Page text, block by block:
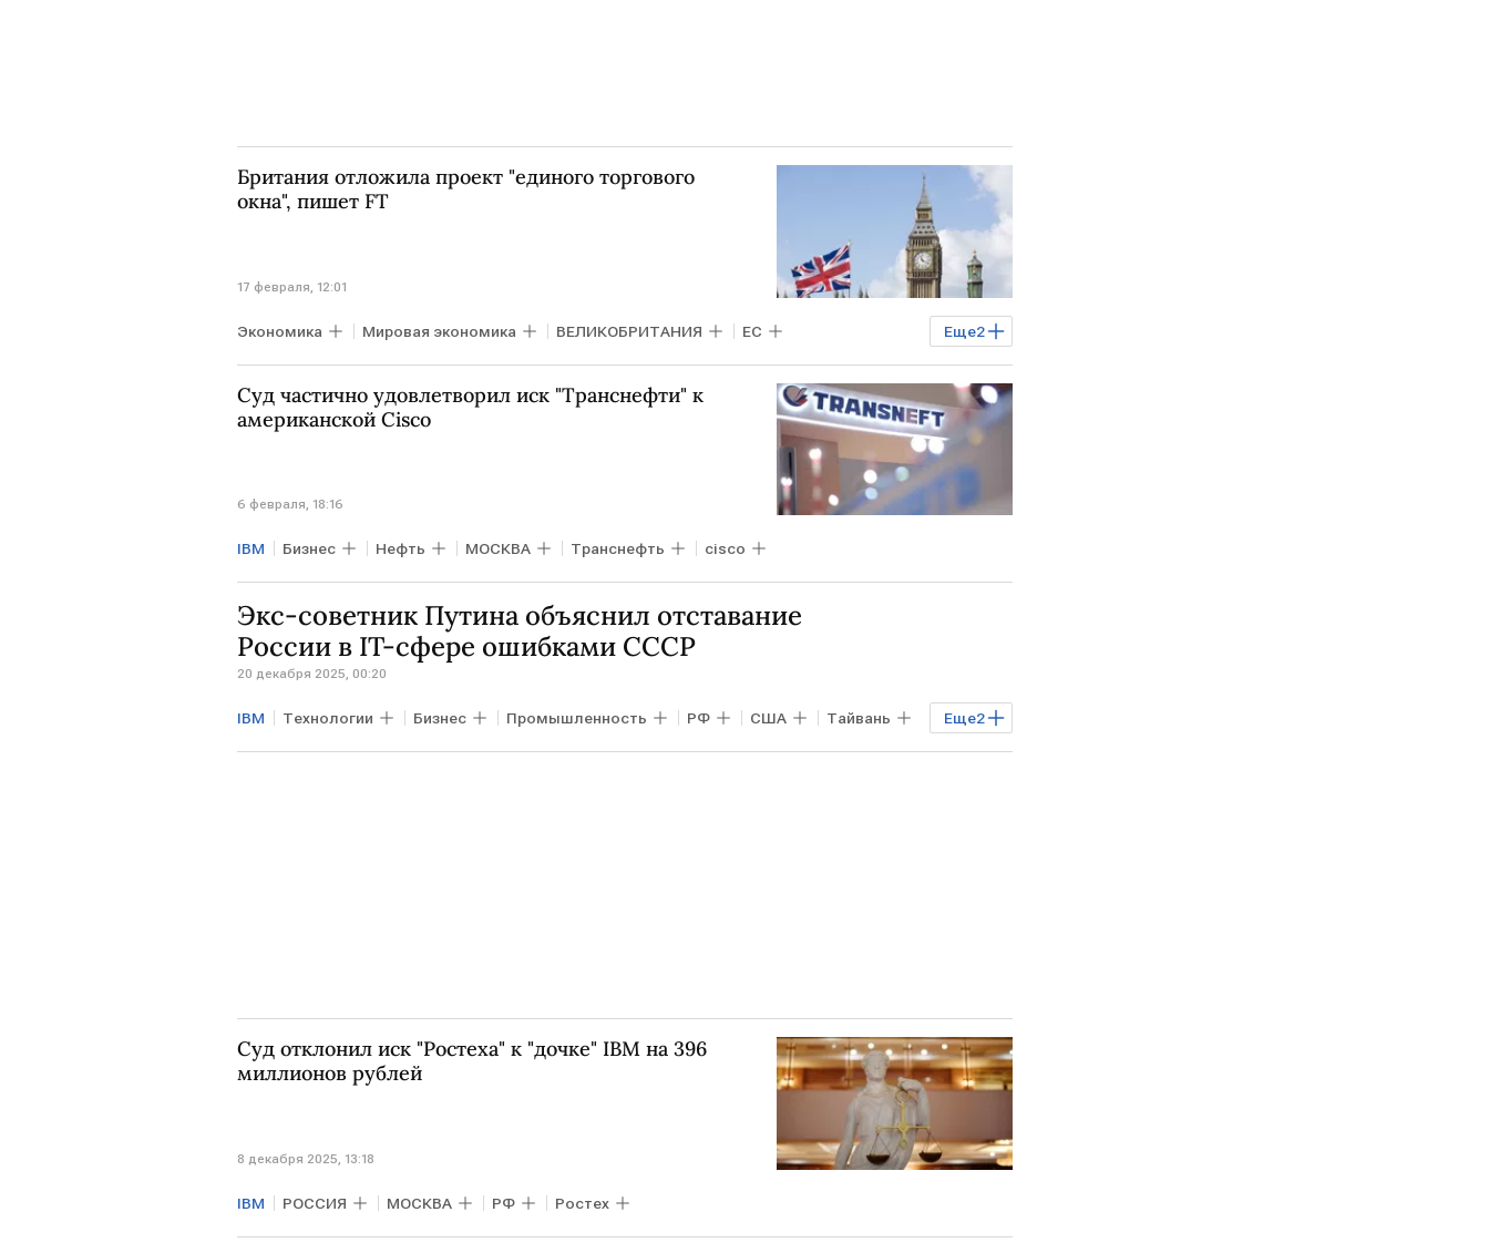
Британия отложила проект "единого торгового
окна", пишет FT
17 февраля, 12:01
Еще2
Экономика Мировая экономика ВЕЛИКОБРИТАНИЯ ЕС
Financial Times Deloitte
Суд частично удовлетворил иск "Транснефти" к
американской Cisco
6 февраля, 18:16
IBM Бизнес Нефть МОСКВА Транснефть cisco
Экс-советник Путина объяснил отставание
России в IT-сфере ошибками СССР
20 декабря 2025, 00:20
Еще2
IBM Технологии Бизнес Промышленность РФ США Тайвань
Владимир Путин ЕС
Суд отклонил иск "Ростеха" к "дочке" IBM на 396
миллионов рублей
8 декабря 2025, 13:18
IBM РОССИЯ МОСКВА РФ Ростех